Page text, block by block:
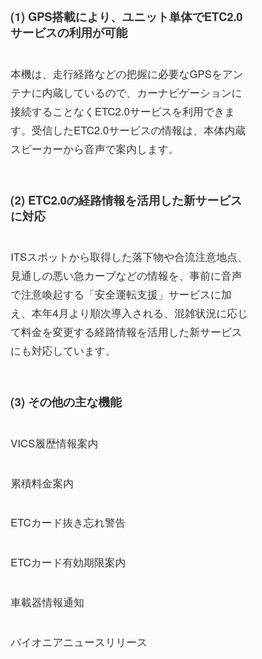
(1) GPS搭載により、ユニット単体でETC2.0
サービスの利用が可能
本機は、走行経路などの把握に必要なGPSをアン
テナに内蔵しているので、カーナビゲーションに
接続することなくETC2.0サービスを利用できま
す。受信したETC2.0サービスの情報は、本体内蔵
スピーカーから音声で案内します。
(2) ETC2.0の経路情報を活用した新サービス
に対応
ITSスポットから取得した落下物や合流注意地点、
見通しの悪い急カーブなどの情報を、事前に音声
で注意喚起する「安全運転支援」サービスに加
え、本年4月より順次導入される、混雑状況に応じ
て料金を変更する経路情報を活用した新サービス
にも対応しています。
(3) その他の主な機能
VICS履歴情報案内
累積料金案内
ETCカード抜き忘れ警告
ETCカード有効期限案内
車載器情報通知
パイオニアニュースリリース